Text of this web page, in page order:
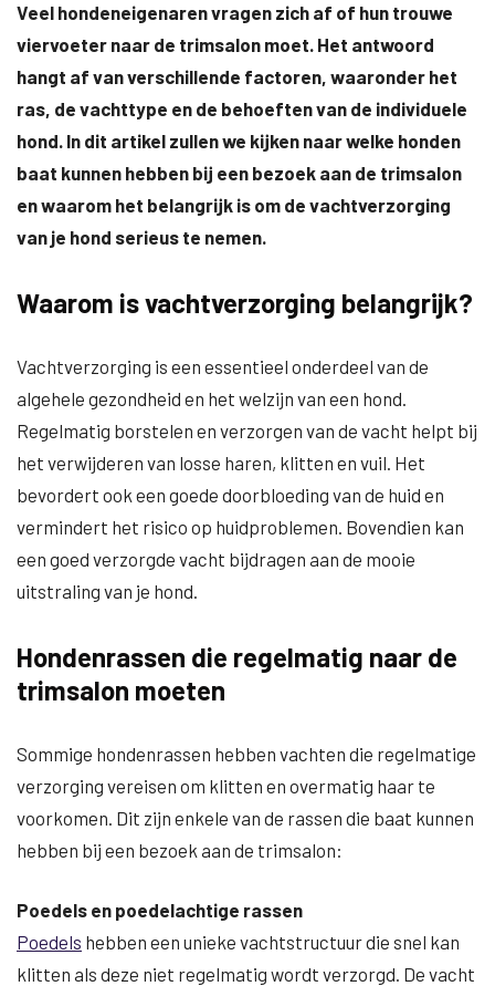
Veel hondeneigenaren vragen zich af of hun trouwe
viervoeter naar de trimsalon moet. Het antwoord
hangt af van verschillende factoren, waaronder het
ras, de vachttype en de behoeften van de individuele
hond. In dit artikel zullen we kijken naar welke honden
baat kunnen hebben bij een bezoek aan de trimsalon
en waarom het belangrijk is om de vachtverzorging
van je hond serieus te nemen.
Waarom is vachtverzorging belangrijk?
Vachtverzorging is een essentieel onderdeel van de
algehele gezondheid en het welzijn van een hond.
Regelmatig borstelen en verzorgen van de vacht helpt bij
het verwijderen van losse haren, klitten en vuil. Het
bevordert ook een goede doorbloeding van de huid en
vermindert het risico op huidproblemen. Bovendien kan
een goed verzorgde vacht bijdragen aan de mooie
uitstraling van je hond.
Hondenrassen die regelmatig naar de
trimsalon moeten
Sommige hondenrassen hebben vachten die regelmatige
verzorging vereisen om klitten en overmatig haar te
voorkomen. Dit zijn enkele van de rassen die baat kunnen
hebben bij een bezoek aan de trimsalon:
Poedels en poedelachtige rassen
Poedels hebben een unieke vachtstructuur die snel kan
klitten als deze niet regelmatig wordt verzorgd. De vacht